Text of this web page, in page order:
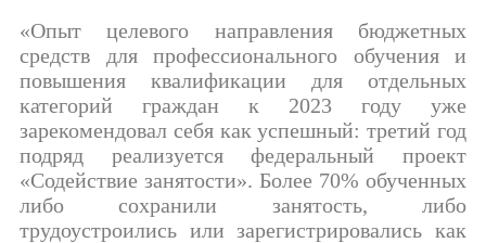
«Опыт целевого направления бюджетных
средств для профессионального обучения и
повышения квалификации для отдельных
категорий граждан к 2023 году уже
зарекомендовал себя как успешный: третий год
подряд реализуется федеральный проект
«Содействие занятости». Более 70% обученных
либо сохранили занятость, либо
трудоустроились или зарегистрировались как